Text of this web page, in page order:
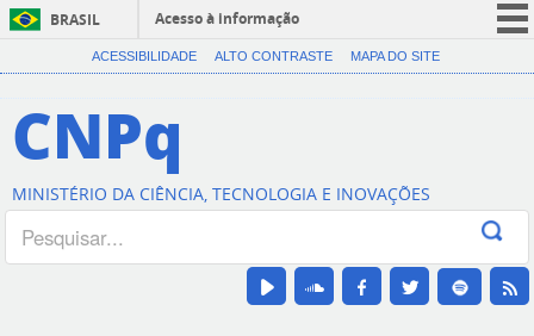
BRASIL
Acesso à informação
CORONAVÍRUS (COVID-19)
Canais
ACESSIBILIDADE ALTO CONTRASTE MAPA DO SITE
CNPq
MINISTÉRIO DA CIÊNCIA, TECNOLOGIA E INOVAÇÕES